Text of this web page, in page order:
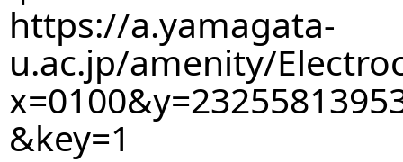
https://a.yamagata-
u.ac.jp/amenity/
&key=1